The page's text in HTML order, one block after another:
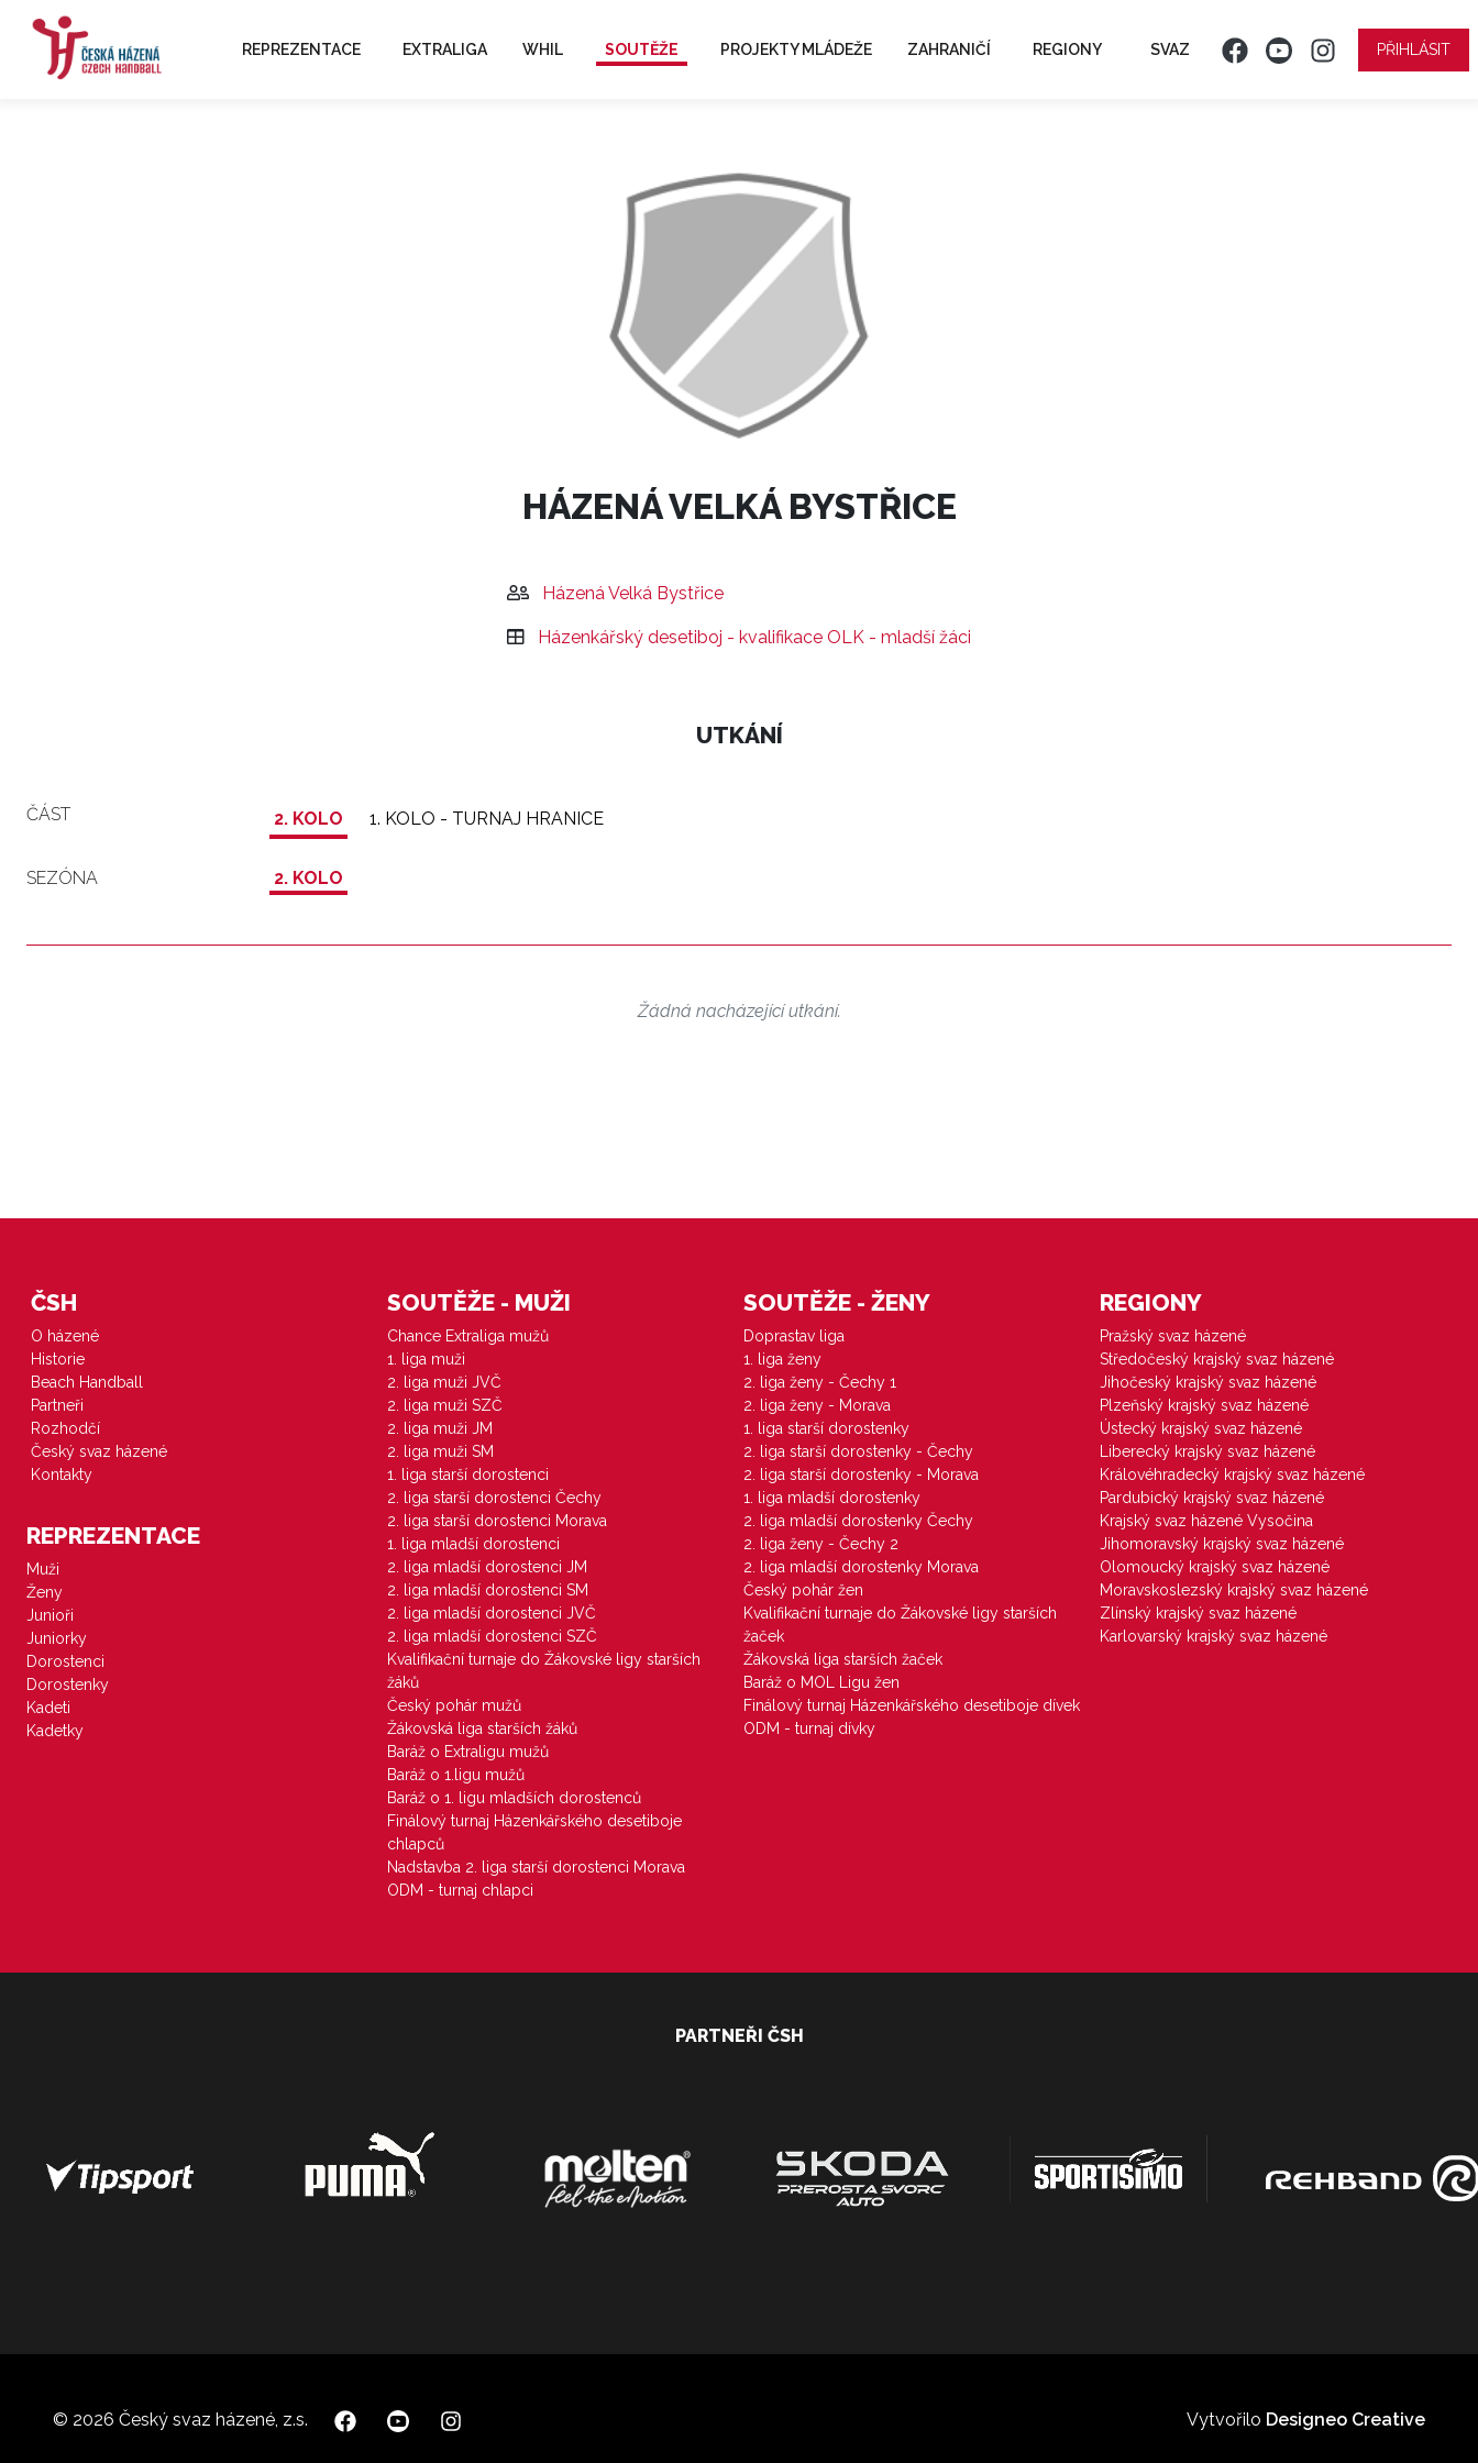
REPREZENTACE EXTRALIGA WHIL SOUTĚŽE PROJEKTY MLÁDEŽE ZAHRANIČÍ REGIONY SVAZ PŘIHLÁSIT
HÁZENÁ VELKÁ BYSTŘICE
Házená Velká Bystřice
Házenkářský desetiboj - kvalifikace OLK - mladší žáci
UTKÁNÍ
ČÁST 2. KOLO 1. KOLO - TURNAJ HRANICE
SEZÓNA 2. KOLO
Žádná nacházející utkání.
ČSH
O házené
Historie
Beach Handball
Partneři
Rozhodčí
Český svaz házené
Kontakty
REPREZENTACE
Muži
Ženy
Junioři
Juniorky
Dorostenci
Dorostenky
Kadeti
Kadetky
SOUTĚŽE - MUŽI
Chance Extraliga mužů
1. liga muži
2. liga muži JVČ
2. liga muži SZČ
2. liga muži JM
2. liga muži SM
1. liga starší dorostenci
2. liga starší dorostenci Čechy
2. liga starší dorostenci Morava
1. liga mladší dorostenci
2. liga mladší dorostenci JM
2. liga mladší dorostenci SM
2. liga mladší dorostenci JVČ
2. liga mladší dorostenci SZČ
Kvalifikační turnaje do Žákovské ligy starších
žáků
Český pohár mužů
Žákovská liga starších žáků
Baráž o Extraligu mužů
Baráž o 1.ligu mužů
Baráž o 1. ligu mladších dorostenců
Finálový turnaj Házenkářského desetiboje
chlapců
Nadstavba 2. liga starší dorostenci Morava
ODM - turnaj chlapci
SOUTĚŽE - ŽENY
Doprastav liga
1. liga ženy
2. liga ženy - Čechy 1
2. liga ženy - Morava
1. liga starší dorostenky
2. liga starší dorostenky - Čechy
2. liga starší dorostenky - Morava
1. liga mladší dorostenky
2. liga mladší dorostenky Čechy
2. liga ženy - Čechy 2
2. liga mladší dorostenky Morava
Český pohár žen
Kvalifikační turnaje do Žákovské ligy starších
žaček
Žákovská liga starších žaček
Baráž o MOL Ligu žen
Finálový turnaj Házenkářského desetiboje dívek
ODM - turnaj dívky
REGIONY
Pražský svaz házené
Středočeský krajský svaz házené
Jihočeský krajský svaz házené
Plzeňský krajský svaz házené
Ústecký krajský svaz házené
Liberecký krajský svaz házené
Královéhradecký krajský svaz házené
Pardubický krajský svaz házené
Krajský svaz házené Vysočina
Jihomoravský krajský svaz házené
Olomoucký krajský svaz házené
Moravskoslezský krajský svaz házené
Zlínský krajský svaz házené
Karlovarský krajský svaz házené
PARTNEŘI ČSH
© 2026 Český svaz házené, z.s. Vytvořilo Designeo Creative